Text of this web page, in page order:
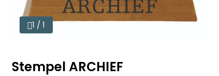
1 / 1
Stempel ARCHIEF